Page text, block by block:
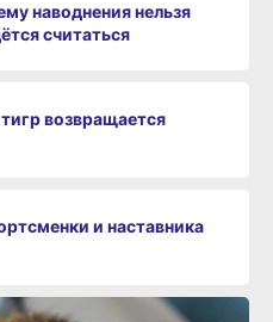
наводнения нельзя
считаться
возвращается
и наставника